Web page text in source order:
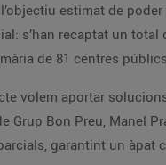
estimat de
s’han recaptat un total
de 81 centres
volem aportar
Bon Preu, Manel
garantint un àpat